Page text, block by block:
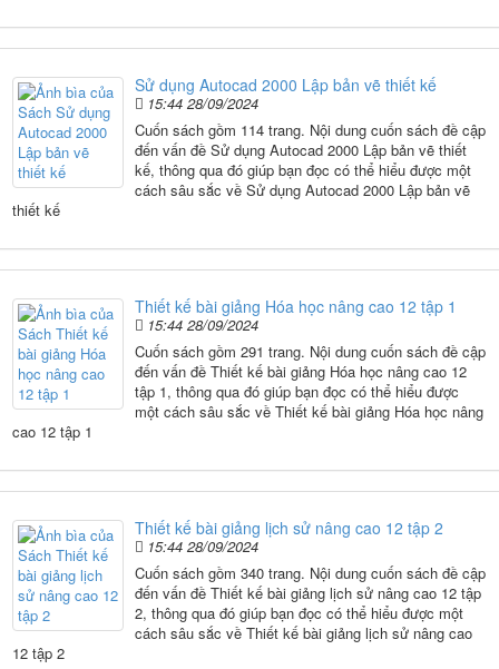
Sử dụng Autocad 2000 Lập bản vẽ thiết kế
15:44 28/09/2024
Cuốn sách gồm 114 trang. Nội dung cuốn sách đề cập
đến vấn đề Sử dụng Autocad 2000 Lập bản vẽ thiết
kế, thông qua đó giúp bạn đọc có thể hiểu được một
cách sâu sắc về Sử dụng Autocad 2000 Lập bản vẽ
thiết kế
Thiết kế bài giảng Hóa học nâng cao 12 tập 1
15:44 28/09/2024
Cuốn sách gồm 291 trang. Nội dung cuốn sách đề cập
đến vấn đề Thiết kế bài giảng Hóa học nâng cao 12
tập 1, thông qua đó giúp bạn đọc có thể hiểu được
một cách sâu sắc về Thiết kế bài giảng Hóa học nâng
cao 12 tập 1
Thiết kế bài giảng lịch sử nâng cao 12 tập 2
15:44 28/09/2024
Cuốn sách gồm 340 trang. Nội dung cuốn sách đề cập
đến vấn đề Thiết kế bài giảng lịch sử nâng cao 12 tập
2, thông qua đó giúp bạn đọc có thể hiểu được một
cách sâu sắc về Thiết kế bài giảng lịch sử nâng cao
12 tập 2